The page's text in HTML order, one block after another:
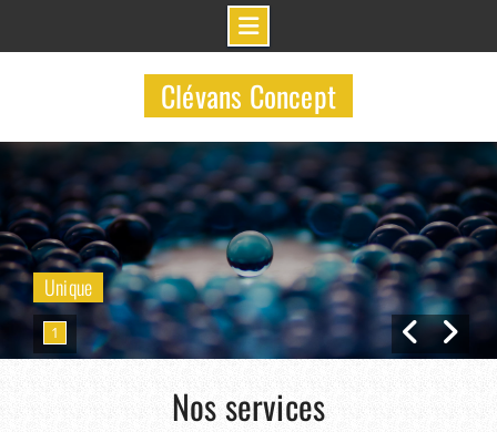
Clévans Concept
1
Unique
Nos services